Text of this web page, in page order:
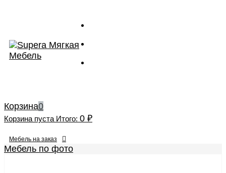
Корзина0
Корзина пуста Итого: 0 ₽
Мебель на заказ
Мебель по фото